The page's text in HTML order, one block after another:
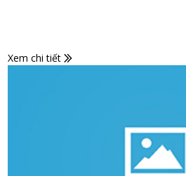
Xem chi tiết